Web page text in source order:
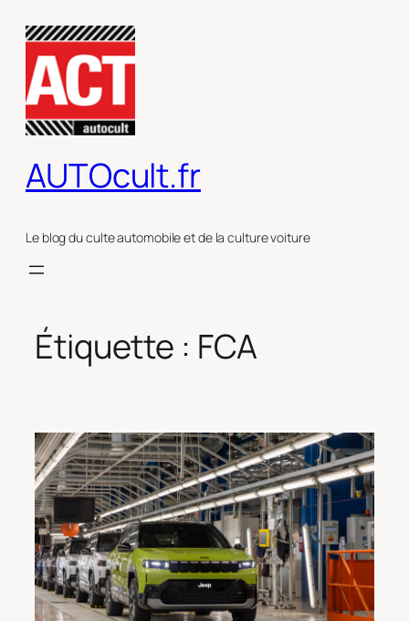
contenu
AUTOcult.fr
Le blog du culte automobile et de la culture voiture
Étiquette : FCA